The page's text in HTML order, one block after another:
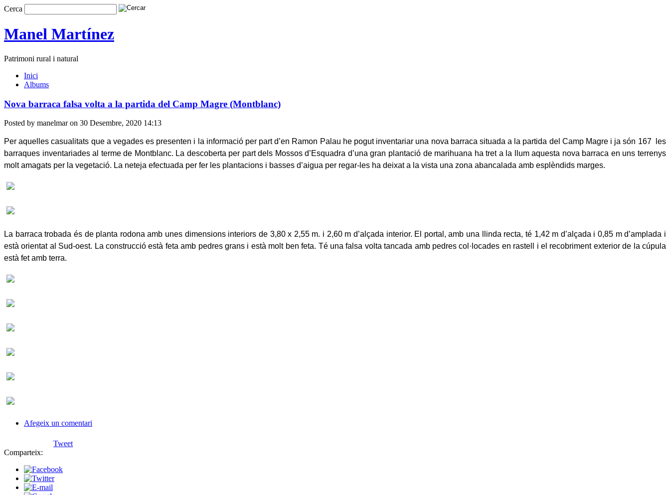
Cerca
Manel Martínez
Patrimoni rural i natural
Inici
Albums
Nova barraca falsa volta a la partida del Camp Magre (Montblanc)
Posted by manelmar on 30 Desembre, 2020 14:13
Per aquelles casualitats que a vegades es presenten i la informació per part d’en Ramon Palau he pogut inventariar una nova barraca situada a la partida del Camp Magre i ja són 167
les
barraques inventariades al terme de Montblanc. La descoberta per part dels Mossos d’Esquadra d’una gran plantació de marihuana ha tret a la llum aquesta nova barraca en uns terrenys
molt amagats per la vegetació. La neteja efectuada per fer les plantacions i basses d’aigua per regar-les ha deixat a la vista una zona abancalada amb esplèndids marges.
La barraca trobada és de planta rodona amb unes dimensions interiors de 3,80 x 2,55 m. i 2,60 m d’alçada interior. El portal, amb una llinda recta, té 1,42 m d’alçada i 0,85 m d’amplada i
està orientat al Sud-oest. La construcció està feta amb pedres grans i està molt ben feta. Té una falsa volta tancada amb pedres col·locades en rastell i el recobriment exterior de la cúpula
està fet amb terra.
Afegeix un comentari
Tweet
Comparteix: